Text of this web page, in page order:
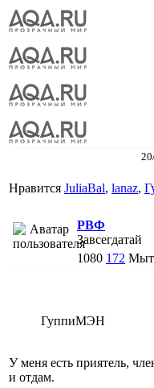
Нравится JuliaBal, lanaz,
РВФ
Завсегдатай
1080 172
ГуппиМЭН
У меня есть приятель,
и отдам.